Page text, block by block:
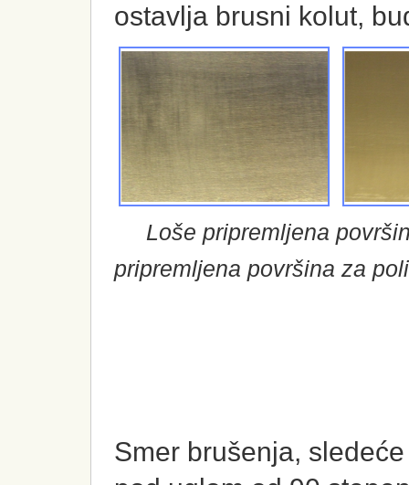
ostavlja brusni kolut,
Loše pripremljena
pripremljena površina za
Smer brušenja,